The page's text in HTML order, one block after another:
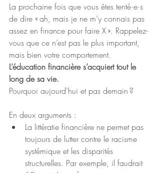
La prochaine fois que vous êtes tenté·e·s
de dire « ah, mais je ne m’y connais pas
assez en finance pour faire X ». Rappelez-
vous que ce n’est pas le plus important,
mais bien votre comportement.
L’éducation financière s’acquiert tout le
long de sa vie.
Pourquoi aujourd’hui et pas demain ?
En deux arguments :
La littératie financière ne permet pas
toujours de lutter contre le racisme
systémique et les disparités
structurelles. Par exemple, il faudrait